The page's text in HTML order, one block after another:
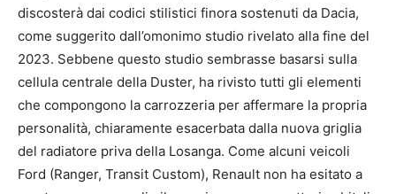
discosterà dai codici stilistici finora sostenuti da Dacia,
come suggerito dall’omonimo studio rivelato alla fine del
2023. Sebbene questo studio sembrasse basarsi sulla
cellula centrale della Duster, ha rivisto tutti gli elementi
che compongono la carrozzeria per affermare la propria
personalità, chiaramente esacerbata dalla nuova griglia
del radiatore priva della Losanga. Come alcuni veicoli
Ford (Ranger, Transit Custom), Renault non ha esitato a